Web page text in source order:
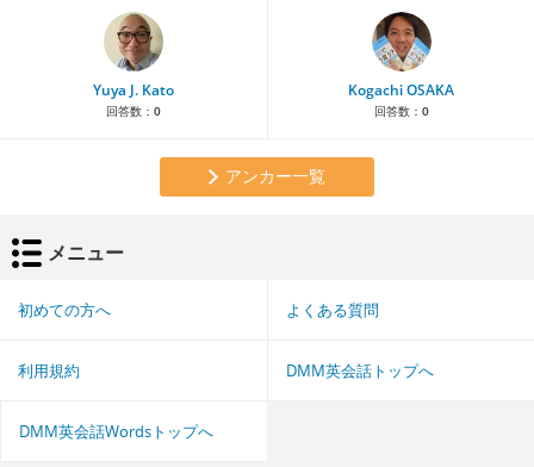
Yuya J. Kato
回答数： 0
Kogachi OSAKA
回答数： 0
アンカー一覧
メニュー
初めての方へ よくある質問
利用規約 DMM英会話トップへ
DMM英会話Wordsトップへ